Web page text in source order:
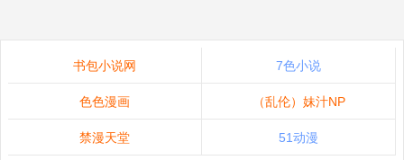
书包小说网 7色小说
色色漫画 （乱伦）妹汁NP
禁漫天堂 51动漫